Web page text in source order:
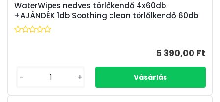
WaterWipes nedves törlőkendő 4x60db
+AJÁNDÉK 1db Soothing clean törlőlkendő 60db
5 390,00 Ft
- +